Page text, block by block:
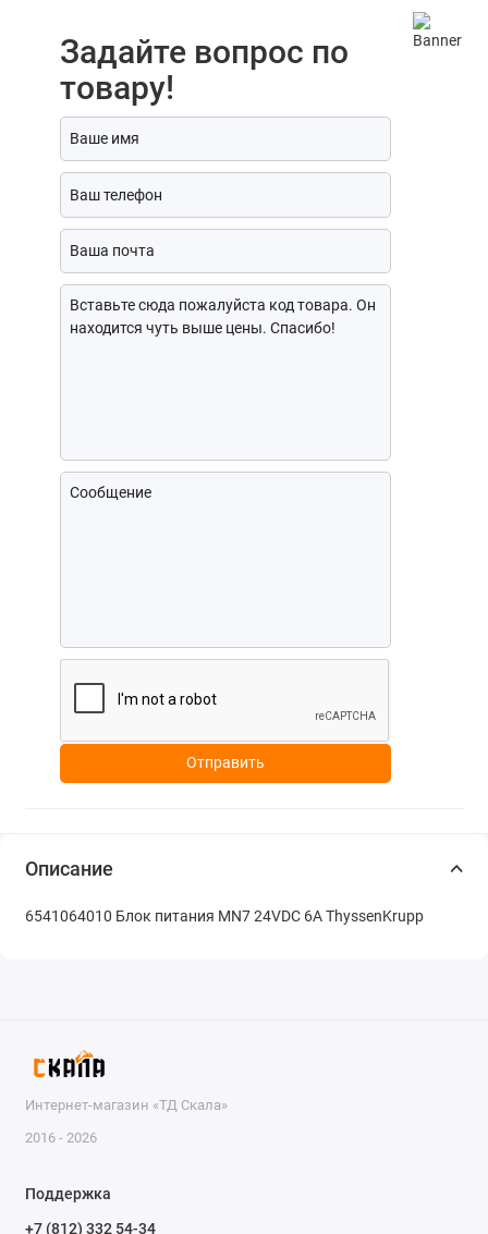
Задайте вопрос по
товару!
Отправить
Описание
6541064010 Блок питания MN7 24VDC 6A ThyssenKrupp
Интернет-магазин «ТД Скала»
2016 - 2026
Поддержка
+7 (812) 332 54-34